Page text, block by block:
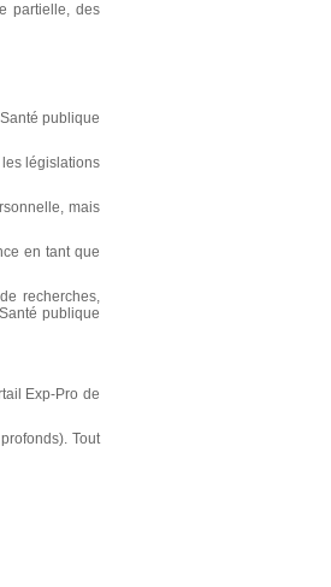
partielle, des
publique
législations
mais
en tant que
recherches,
publique
Exp-Pro de
Tout